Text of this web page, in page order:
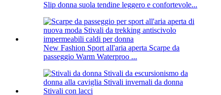
Slip donna suola tendine leggero e confortevole...
New Fashion Sport all'aria aperta Scarpe da
passeggio Warm Waterproo ...